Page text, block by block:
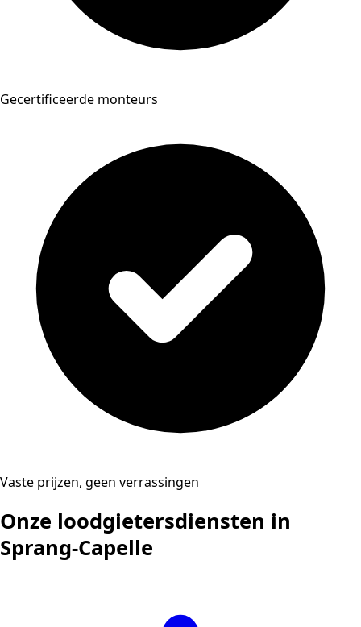
Gecertificeerde monteurs
Vaste prijzen, geen verrassingen
Onze loodgietersdiensten in
Sprang-Capelle